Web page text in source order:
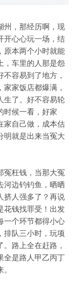
州，那经历啊，现
开心心玩一场，结
原本两个小时就能
，车里的人那是怨
容易到了地方，
家饭店都爆满，
生了。好不容易轮
时候一看，好家
家自己做，成本估
明就是出来当冤大
冤枉钱，当那大冤
河边钓钓鱼，晒晒
挤人强多了？再说
花钱找罪受！出发
一个环节都得小心
排队三小时，玩项
路上全在赶路，
全是路人甲乙丙丁